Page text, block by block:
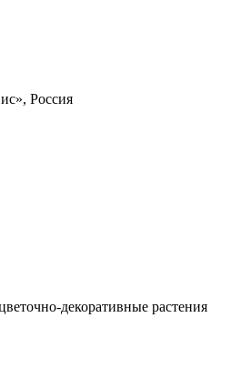
Россия
декоративные растения